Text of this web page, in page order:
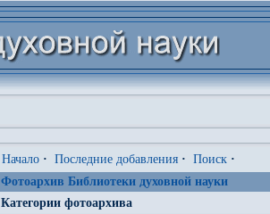
Начало · Последние добавления · Поиск ·
Фотоархив Библиотеки духовной науки
Категории фотоархива